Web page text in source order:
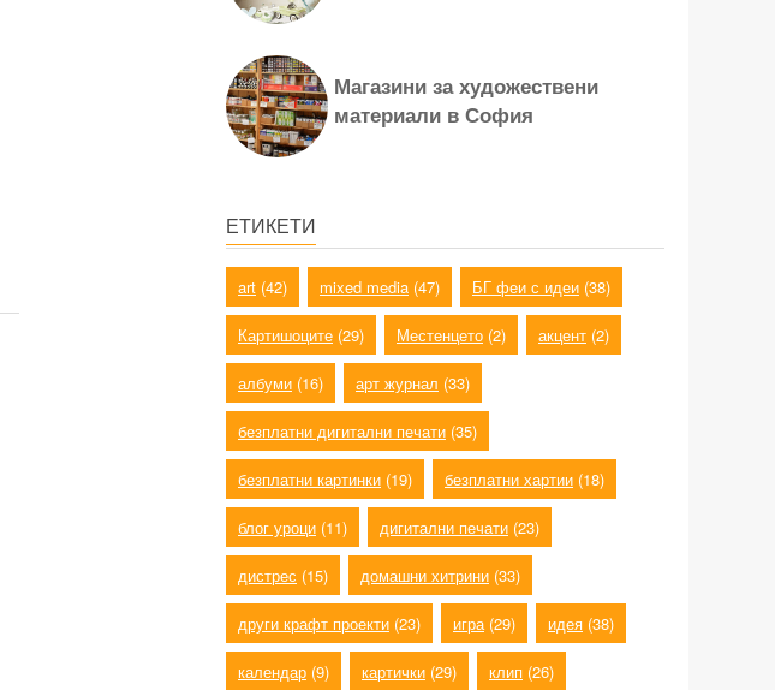
Магазини за художествени
материали в София
ЕТИКЕТИ
art (42) mixed media (47) БГ феи с идеи (38)
Картишоците (29) Местенцето (2) акцент (2)
албуми (16) арт журнал (33)
безплатни дигитални печати (35)
безплатни картинки (19) безплатни хартии (18)
блог уроци (11) дигитални печати (23)
дистрес (15) домашни хитрини (33)
други крафт проекти (23) игра (29) идея (38)
календар (9) картички (29) клип (26)